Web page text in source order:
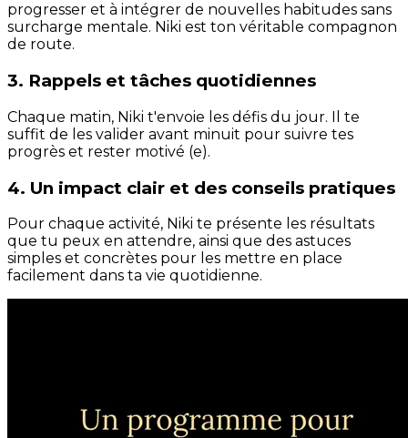
progresser et à intégrer de nouvelles habitudes sans
surcharge mentale. Niki est ton véritable compagnon
de route.
3. Rappels et tâches quotidiennes
Chaque matin, Niki t'envoie les défis du jour. Il te
suffit de les valider avant minuit pour suivre tes
progrès et rester motivé (e).
4. Un impact clair et des conseils pratiques
Pour chaque activité, Niki te présente les résultats
que tu peux en attendre, ainsi que des astuces
simples et concrètes pour les mettre en place
facilement dans ta vie quotidienne.